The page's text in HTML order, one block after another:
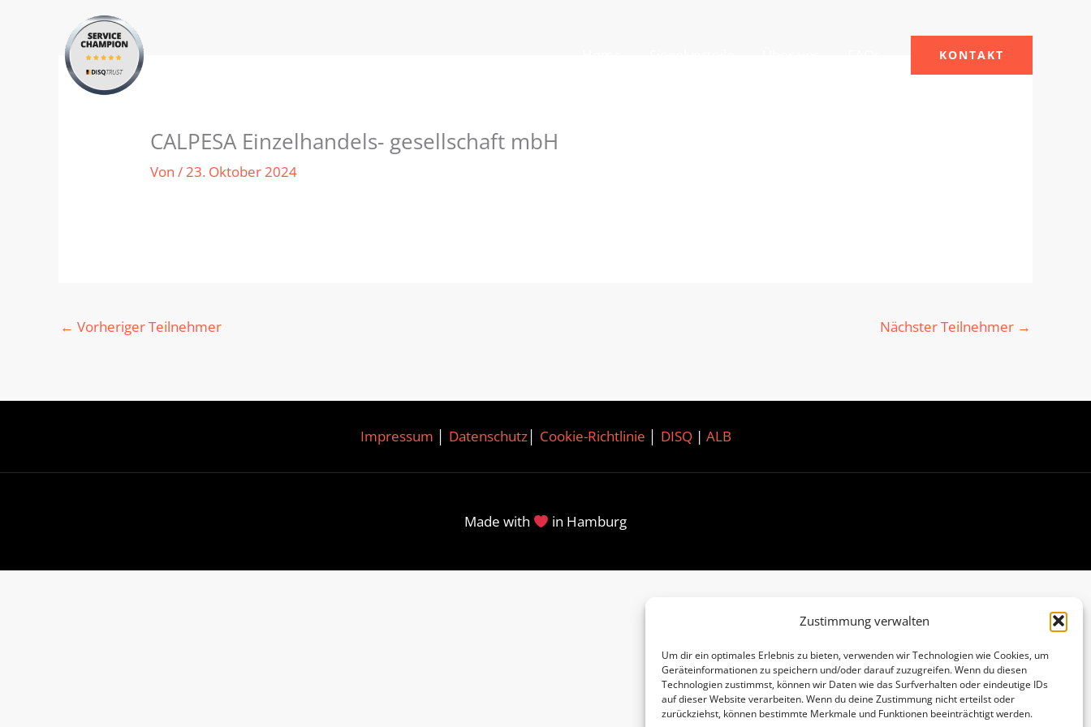
Zustimmung verwalten
Um dir ein optimales Erlebnis zu bieten, verwenden wir Technologien wie Cookies, um
Geräteinformationen zu speichern und/oder darauf zuzugreifen. Wenn du diesen
Technologien zustimmst, können wir Daten wie das Surfverhalten oder eindeutige IDs
auf dieser Website verarbeiten. Wenn du deine Zustimmung nicht erteilst oder
zurückziehst, können bestimmte Merkmale und Funktionen beeinträchtigt werden.
KONTAKT
CALPESA Einzelhandels- gesellschaft mbH
Von/23. Oktober 2024
← Vorheriger Teilnehmer Nächster Teilnehmer →
Impressum Datenschutz│ Cookie-Richtlinie DISQ| ALB
Made with in Hamburg